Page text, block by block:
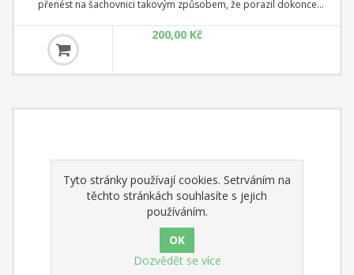
přenést na šachovnici takovým způsobem, že porazil dokonce
jako jeho život.
200,00 Kč
Tyto stránky používají cookies. Setrváním na
těchto stránkách souhlasíte s jejich
používáním.
Dozvědět se více